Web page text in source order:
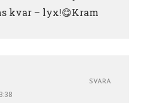
kvar – lyx!😋Kram
SVARA